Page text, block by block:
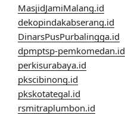
MasjidJamiMalang.id
dekopindakabserang.id
DinarsPusPurbalingga.id
dpmptsp-pemkomedan.id
perkisurabaya.id
pkscibinong.id
pkskotategal.id
rsmitraplumbon.id